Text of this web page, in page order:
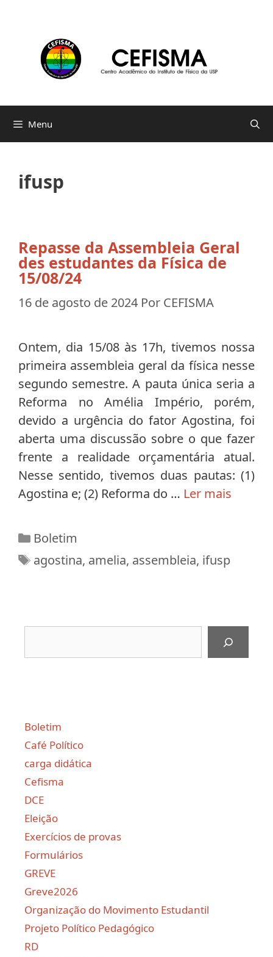
conteúdo
Menu
ifusp
Repasse da Assembleia Geral
des estudantes da Física de
15/08/24
16 de agosto de 2024 Por CEFISMA
Ontem, dia 15/08 às 17h, tivemos nossa
primeira assembleia geral da física nesse
segundo semestre. A pauta única seria a
Reforma no Amélia Império, porém,
devido a urgência do fator Agostina, foi
aberta uma discussão sobre o que fazer
frente a realidade orçamentária atual.
Nesse sentido, tivemos duas pautas: (1)
Agostina e; (2) Reforma do … Ler mais
Categorias
Boletim
Tags
agostina, amelia, assembleia, ifusp
Boletim
Café Político
carga didática
Cefisma
DCE
Eleição
Exercícios de provas
Formulários
GREVE
Greve2026
Organização do Movimento Estudantil
Projeto Político Pedagógico
RD